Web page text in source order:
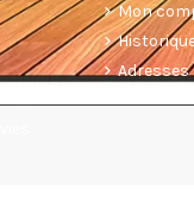
Mon
Adresses